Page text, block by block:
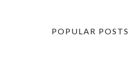
POPULAR POSTS